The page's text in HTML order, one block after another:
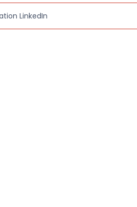
LinkedIn